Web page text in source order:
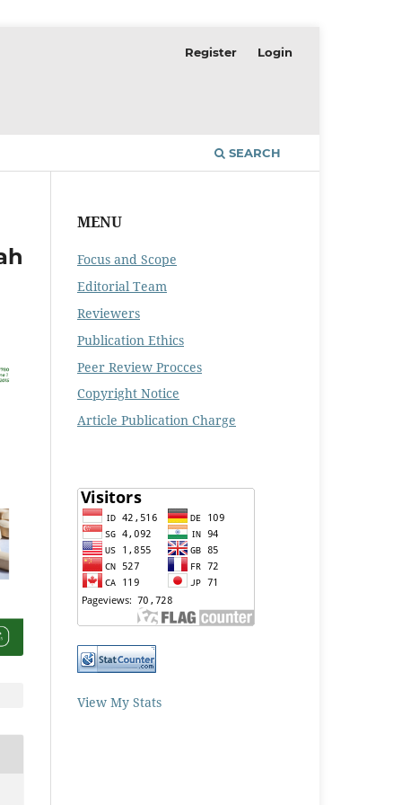
SEARCH
Register Login
MENU
Focus and Scope
Editorial Team
Reviewers
Publication Ethics
Peer Review Procces
Copyright Notice
Article Publication Charge
View My Stats